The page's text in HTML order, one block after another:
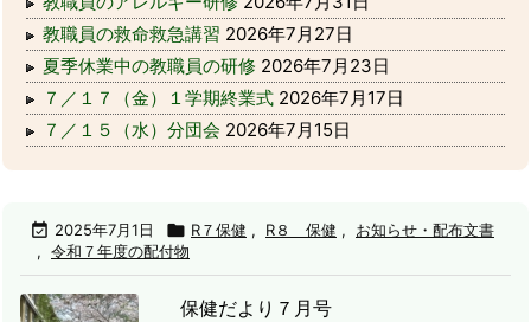
検索
教職員の救命救急講習 2026年7月27日
夏季休業中の教職員の研修 2026年7月23日
７／１７（金）１学期終業式 2026年7月17日
７／１５（水）分団会 2026年7月15日
 2025年7月1日  R７保健 , R８ 保健 ,
お知らせ・配布文書
, 令和７年度の配付物
保健だより７月号